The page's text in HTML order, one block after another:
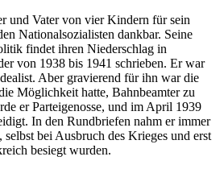
und Vater von vier Kindern für sein
Nationalsozialisten dankbar. Seine
findet ihren Niederschlag in
von 1938 bis 1941 schrieben. Er war
Aber gravierend für ihn war die
Möglichkeit hatte, Bahnbeamter zu
er Parteigenosse, und im April 1939
In den Rundbriefen nahm er immer
bei Ausbruch des Krieges und erst
besiegt wurden.